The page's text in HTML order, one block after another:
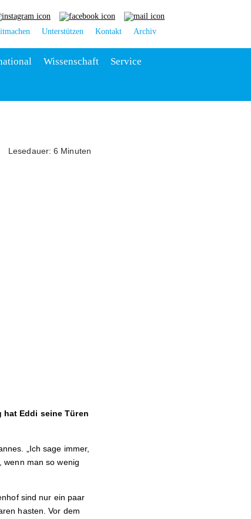
Unterstützen Kontakt Archiv
Wissenschaft Service
Lesedauer: 6 Minuten
hat Eddi seine Türen
„Ich sage immer,
wenn man so wenig
sind nur ein paar
hasten. Vor dem